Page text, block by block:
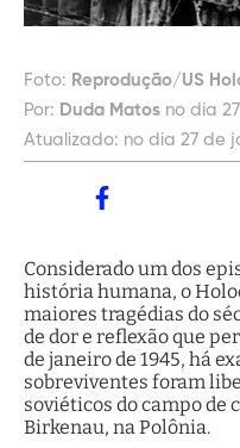
Foto: Reprodução/US
Por: Duda Matos no dia
Atualizado: no dia 27 de
Considerado um dos
história humana, o
maiores tragédias do
de dor e reflexão que
de janeiro de 1945, há
sobreviventes foram
soviéticos do campo de
Birkenau, na Polônia.